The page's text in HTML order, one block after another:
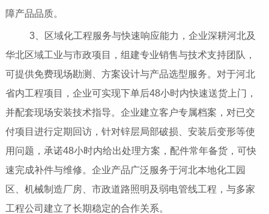
障产品品质。
3、区域化工程服务与快速响应能力，企业深耕河北及
华北区域工业与市政项目，组建专业销售与技术支持团队，
可提供免费现场勘测、方案设计与产品选型服务。对于河北
省内工程项目，企业可实现下单后48小时内快速送货上门，
并配套现场安装技术指导。企业建立客户专属档案，对已交
付项目进行定期回访，针对锌层局部破损、安装后变形等使
用问题，承诺48小时内给出处理方案，配件常年备货，可快
速完成补件与维修。企业产品广泛服务于河北本地化工园
区、机械制造厂房、市政道路照明及弱电管线工程，与多家
工程公司建立了长期稳定的合作关系。